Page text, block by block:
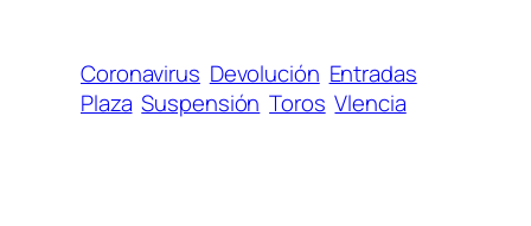
Coronavirus Devolución Entradas
Plaza Suspensión Toros Vlencia